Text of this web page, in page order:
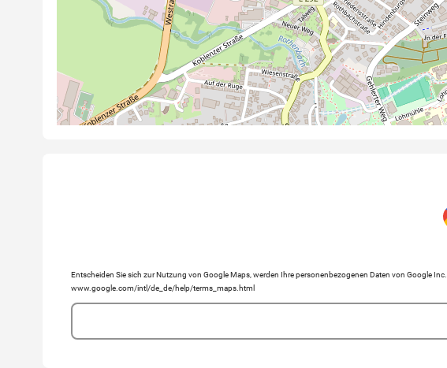
Entscheiden Sie sich zur Nutzung von Google Maps, werden Ihre personenbezogenen Daten von Google
www.google.com/intl/de_de/help/terms_maps.html